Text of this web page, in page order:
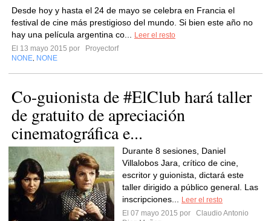
Desde hoy y hasta el 24 de mayo se celebra en Francia el
festival de cine más prestigioso del mundo. Si bien este año no
hay una película argentina co...
Leer el resto
El 13 mayo 2015 por
Proyectorf
NONE NONE
Co-guionista de #ElClub hará taller
de gratuito de apreciación
cinematográfica e...
Durante 8 sesiones, Daniel
Villalobos Jara, crítico de cine,
escritor y guionista, dictará este
taller dirigido a público general. Las
inscripciones...
Leer el resto
El 07 mayo 2015 por
Claudio Antonio